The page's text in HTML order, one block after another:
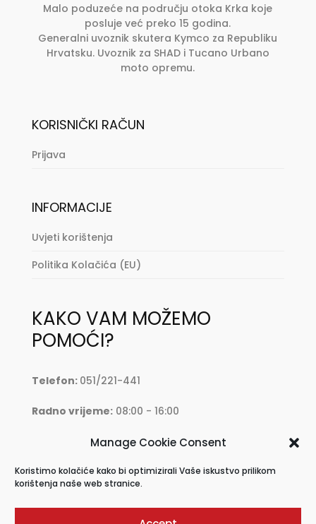
Manage Cookie Consent
Koristimo kolačiće kako bi optimizirali Vaše iskustvo prilikom
korištenja naše web stranice.
Malo poduzeće na području otoka Krka koje
posluje već preko 15 godina.
Generalni uvoznik skutera Kymco za Republiku
Hrvatsku. Uvoznik za SHAD i Tucano Urbano
moto opremu.
KORISNIČKI RAČUN
Prijava
INFORMACIJE
Uvjeti korištenja
Politika Kolačića (EU)
KAKO VAM MOŽEMO
POMOĆI?
Telefon: 051/221-441
Radno vrijeme:08:00 - 16:00
oprema@krkmoto.hr
Address:Stjepana Radića 28, 51500 Krk